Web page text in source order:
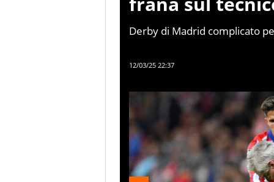
Derby di Madrid complicato
di Champions League contro
incassare un duro colpo
12/03/25 22:37